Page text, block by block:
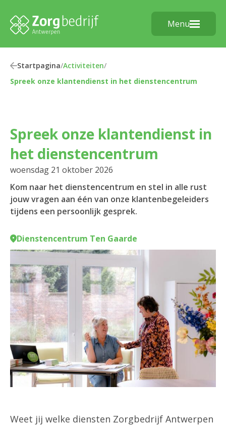
Menu
Startpagina/Activiteiten/
Spreek onze klantendienst in het dienstencentrum
Spreek onze klantendienst in
het dienstencentrum
woensdag 21 oktober 2026
Kom naar het dienstencentrum en stel in alle rust
jouw vragen aan één van onze klantenbegeleiders
tijdens een persoonlijk gesprek.
Dienstencentrum Ten Gaarde
Weet jij welke diensten Zorgbedrijf Antwerpen